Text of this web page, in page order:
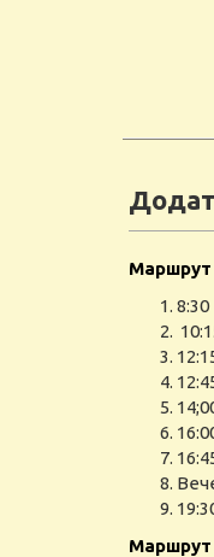
Маршрут
Маршрут